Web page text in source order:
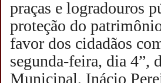
praças e logradouros
proteção do
favor dos cidadãos
segunda-feira, dia 4”,
Municipal, Inácio